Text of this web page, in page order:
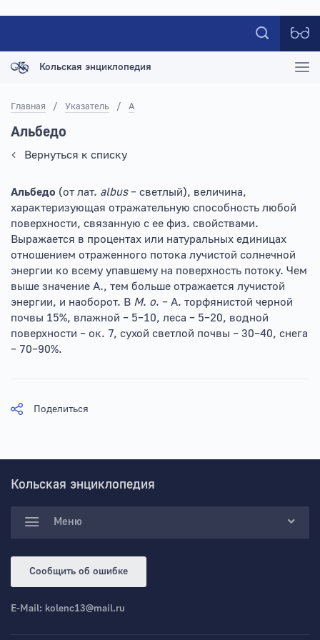
Кольская энциклопедия
Главная / Указатель / А
Альбедо
Вернуться к списку
Альбедо (от лат. albus– светлый), величина,
характеризующая отражательную способность любой
поверхности, связанную с ее физ. свойствами.
Выражается в процентах или натуральных единицах
отношением отраженного потока лучистой солнечной
энергии ко всему упавшему на поверхность потоку. Чем
выше значение А., тем больше отражается лучистой
энергии, и наоборот. В М. о. – А. торфянистой черной
почвы 15%, влажной – 5–10, леса – 5–20, водной
поверхности – ок. 7, сухой светлой почвы – 30–40, снега
– 70–90%.
Поделиться
Кольская энциклопедия
Меню
Сообщить об ошибке
E-Mail: kolenc13@mail.ru